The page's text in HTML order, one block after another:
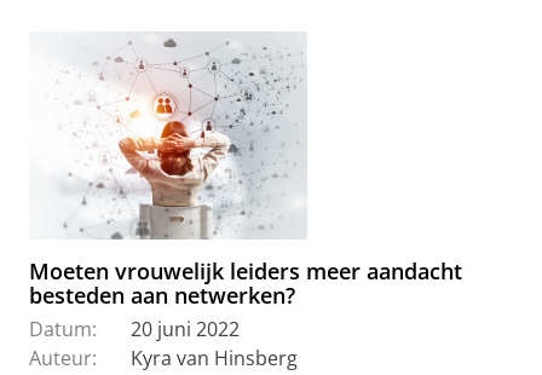
Moeten vrouwelijk leiders meer aandacht
besteden aan netwerken?
Datum:
20 juni 2022
Auteur:
Kyra van Hinsberg